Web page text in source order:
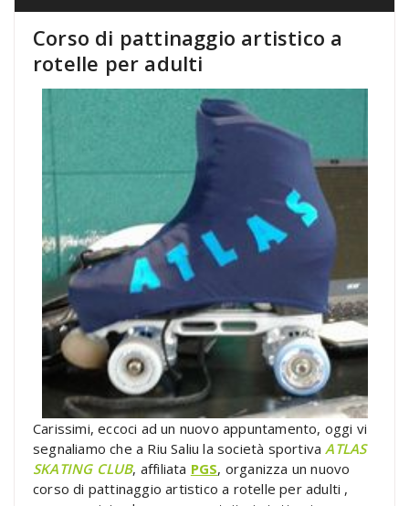
Corso di pattinaggio artistico a
rotelle per adulti
Carissimi, eccoci ad un nuovo appuntamento, oggi vi
segnaliamo che a Riu Saliu la società sportivaATLAS
SKATING CLUB, affiliata PGS, organizza un nuovo
corso di pattinaggio artistico a rotelle per adulti ,